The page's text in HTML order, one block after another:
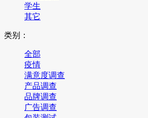
学生
其它
类别：
全部
疫情
满意度调查
产品调查
品牌调查
广告调查